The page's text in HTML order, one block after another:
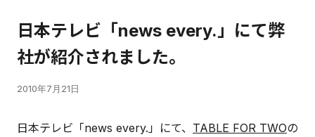
日本テレビ「news every.」にて弊
社が紹介されました。
2010年7月21日
日本テレビ「news every.」にて、 TABLE FOR TWOの